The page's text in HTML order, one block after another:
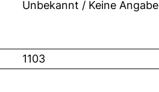
Unbekannt / Keine Angabe
1103